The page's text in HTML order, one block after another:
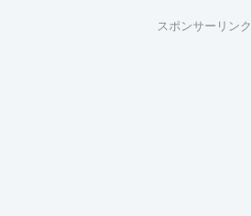
スポンサーリンク